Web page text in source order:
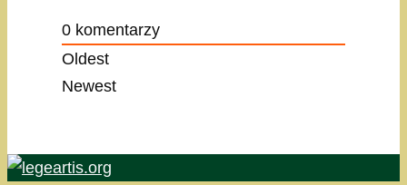
0 komentarzy
Oldest
Newest